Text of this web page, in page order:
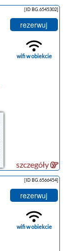
[ID BG.6545302]
rezerwuj
wifi w obiekcie
szczegóły
[ID BG.6566454]
rezerwuj
wifi w obiekcie